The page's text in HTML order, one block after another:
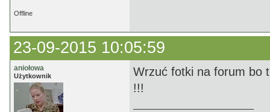
Offline
23-09-2015 10:05:59
aniołowa
Użytkownik
Wrzuć fotki na forum bo
!!!